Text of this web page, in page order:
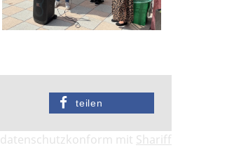
teilen
datenschutzkonform mit Shariff